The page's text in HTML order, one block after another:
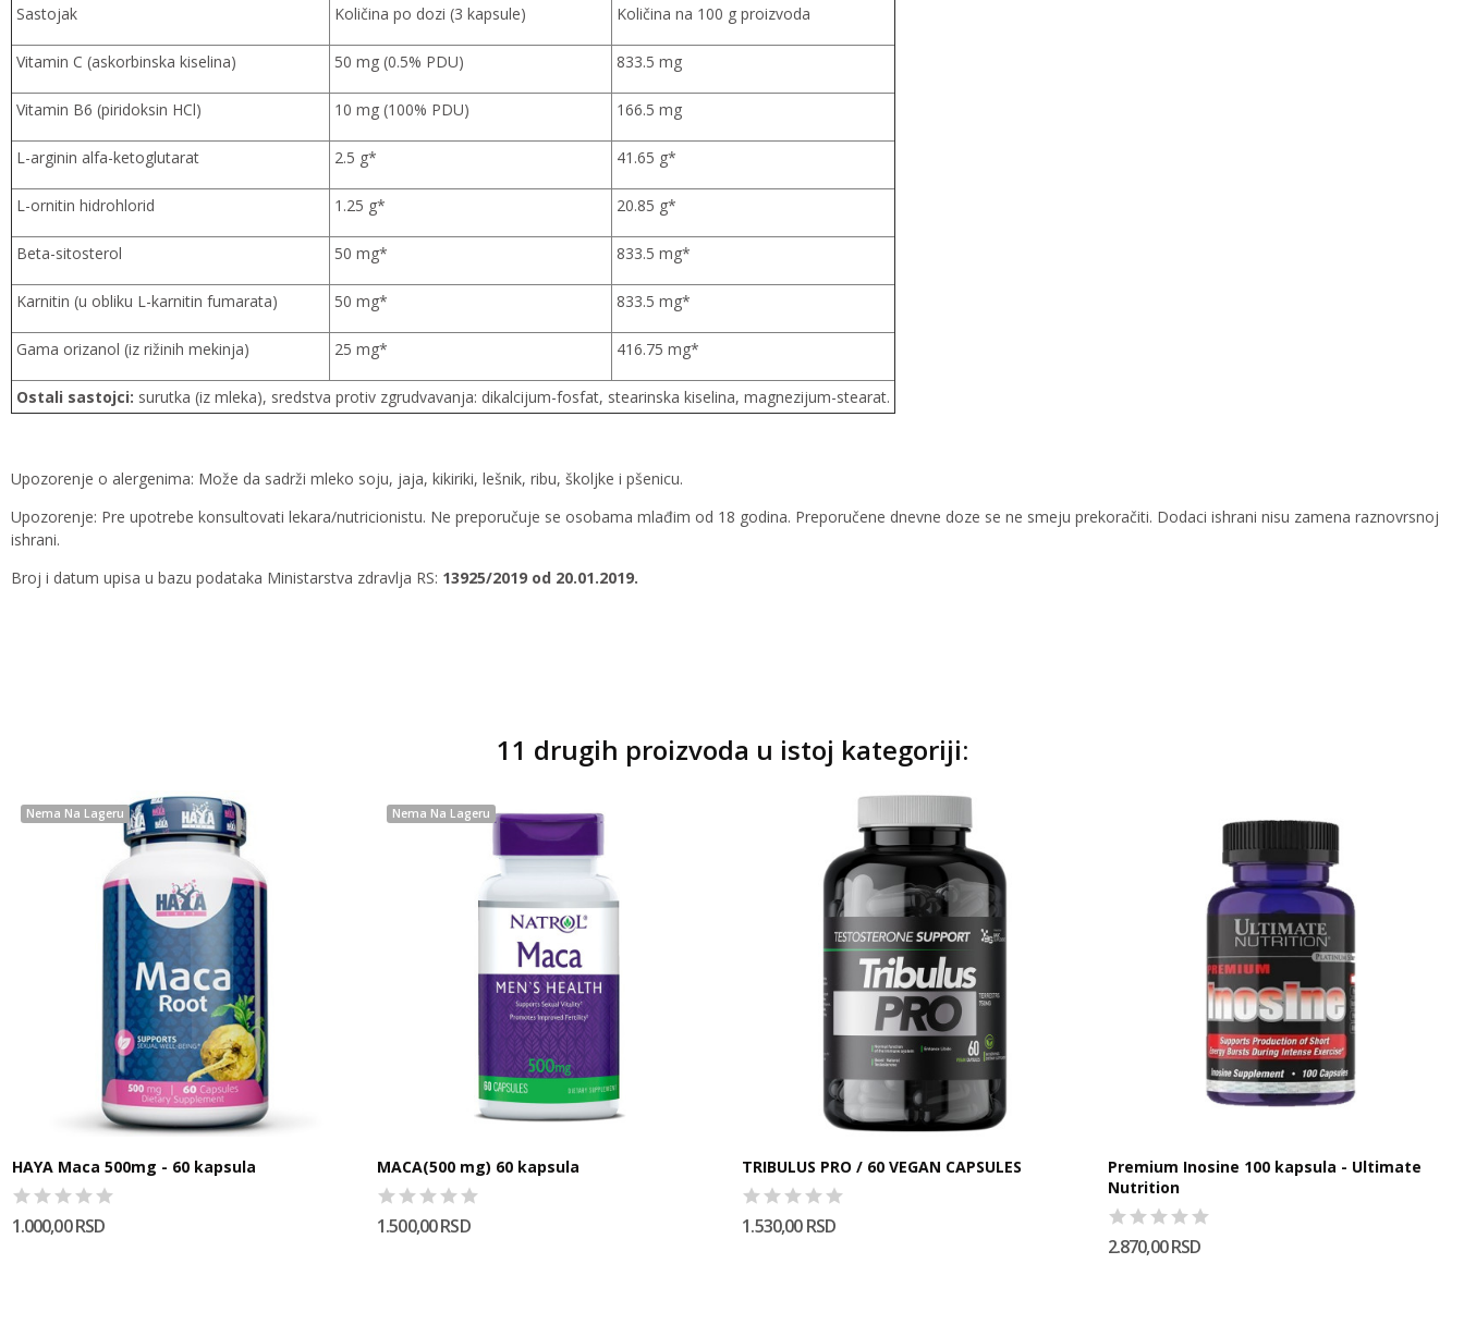
Sastojak Količina po dozi (3 kapsule) Količina na 100 g proizvoda
Vitamin C (askorbinska kiselina) 50 mg (0.5% PDU) 833.5 mg
Vitamin B6 (piridoksin HCl) 10 mg (100% PDU) 166.5 mg
L-arginin alfa-ketoglutarat 2.5 g* 41.65 g*
L-ornitin hidrohlorid 1.25 g* 20.85 g*
Beta-sitosterol 50 mg* 833.5 mg*
Karnitin (u obliku L-karnitin fumarata) 50 mg* 833.5 mg*
Gama orizanol (iz rižinih mekinja) 25 mg* 416.75 mg*
Ostali sastojci: surutka (iz mleka), sredstva protiv zgrudvavanja: dikalcijum-fosfat, stearinska kiselina, magnezijum-stearat.
Upozorenje o alergenima: Može da sadrži mleko soju, jaja, kikiriki, lešnik, ribu, školjke i pšenicu.
Upozorenje: Pre upotrebe konsultovati lekara/nutricionistu. Ne preporučuje se osobama mlađim od 18 godina. Preporučene dnevne doze se ne smeju prekoračiti. Dodaci ishrani nisu zamena raznovrsnoj
ishrani.
Broj i datum upisa u bazu podataka Ministarstva zdravlja RS: 13925/2019 od 20.01.2019.
11 drugih proizvoda u istoj kategoriji:
Nema Na Lageru
HAYA Maca 500mg - 60 kapsula
1.000,00 RSD
Nema Na Lageru
MACA(500 mg) 60 kapsula
1.500,00 RSD
TRIBULUS PRO / 60 VEGAN CAPSULES
1.530,00 RSD
Premium Inosine 100 kapsula - Ultimate
Nutrition
2.870,00 RSD